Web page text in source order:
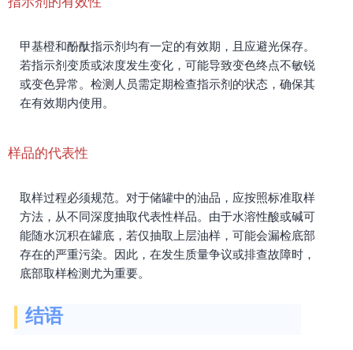
甲基橙和酚酞指示剂均有一定的有效期，且应避光保存。
若指示剂变质或浓度发生变化，可能导致变色终点不敏锐
或变色异常。检测人员需定期检查指示剂的状态，确保其
在有效期内使用。
样品的代表性
取样过程必须规范。对于储罐中的油品，应按照标准取样
方法，从不同深度抽取代表性样品。由于水溶性酸或碱可
能随水沉积在罐底，若仅抽取上层油样，可能会漏检底部
存在的严重污染。因此，在发生质量争议或排查故障时，
底部取样检测尤为重要。
结语